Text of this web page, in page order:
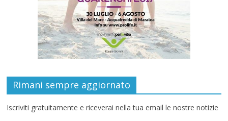
Rimani sempre aggiornato
Iscriviti gratuitamente e riceverai nella tua email le nostre notizie